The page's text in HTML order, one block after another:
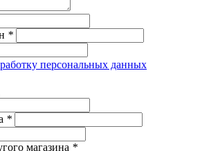
*
персональных данных
*
магазина *